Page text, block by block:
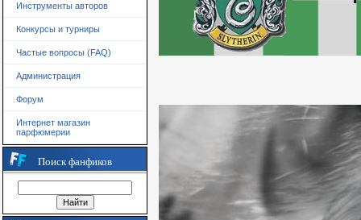
Инструменты авторов
Конкурсы и турниры
Частые вопросы (FAQ)
Администрация
Форум
Интернет магазин
парфюмерии
Поиск фанфиков